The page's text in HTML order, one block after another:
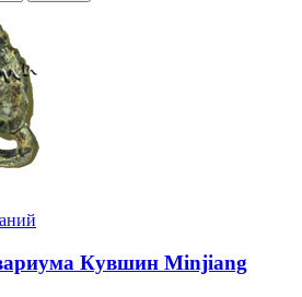
Кувшин Minjiang